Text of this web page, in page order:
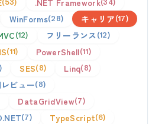
53 .NET Framework 34
WinForms 28 キャリア 17
12 フリーランス 12
11 PowerShell 11
SES 8 Linq 8
ビュー 8
DataGridView 7
7 TypeScript 6